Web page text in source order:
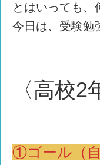
とはいっても
今日は、受験勉
〈高校
①ゴール（